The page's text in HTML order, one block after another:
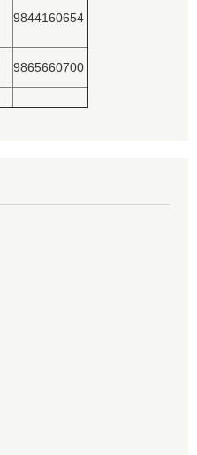
9844160654
9865660700